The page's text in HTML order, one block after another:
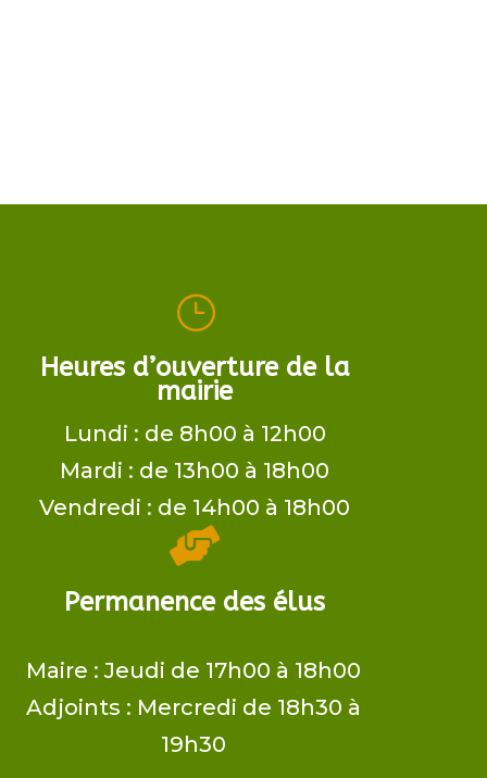
}
Heures d’ouverture de la
mairie
Lundi : de 8h00 à 12h00
Mardi : de 13h00 à 18h00
Vendredi : de 14h00 à 18h00

Permanence des élus
Maire ​: Jeudi de 17h00 à 18h00
Adjoints​ : Mercredi de 18h30 à
19h30